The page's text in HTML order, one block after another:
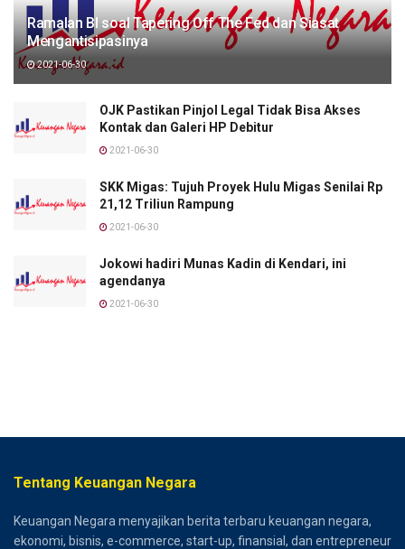
Ramalan BI soal Tapering Off The Fed dan Siasat
Mengantisipasinya
2021-06-30
OJK Pastikan Pinjol Legal Tidak Bisa Akses
Kontak dan Galeri HP Debitur
2021-06-30
SKK Migas: Tujuh Proyek Hulu Migas Senilai Rp
21,12 Triliun Rampung
2021-06-30
Jokowi hadiri Munas Kadin di Kendari, ini
agendanya
2021-06-30
Tentang Keuangan Negara
Keuangan Negara menyajikan berita terbaru keuangan negara,
ekonomi, bisnis, e-commerce, start-up, finansial, dan entrepreneur